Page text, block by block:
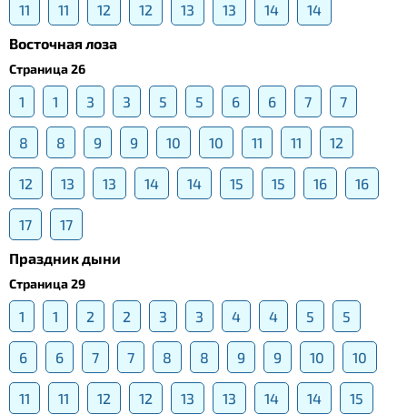
11 11 12 12 13 13 14
14
Восточная лоза
Страница 26
1 1 3 3 5 5 6 6 7 7
8 8 9 9 10 10 11 11 12
12 13 13 14 14 15 15 16 16
17
17
Праздник дыни
Страница 29
1 1 2 2 3 3 4 4 5 5
6 6 7 7 8 8 9 9 10 10
11 11 12 12 13 13 14 14 15